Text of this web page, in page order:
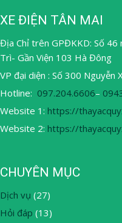
XE ĐIỆN TÂN MAI
Địa Chỉ trên GPĐKKD: Số 46
Trì- Gần Viện 103 Hà Đông
VP đại diện : Số 300 Nguyễn
Hotline: 097.204.6606–
Website 1: https://
Website 2: https://
CHUYÊN MỤC
Dịch vụ (27)
Hỏi đáp (13)